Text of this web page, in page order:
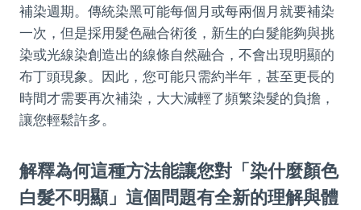
補染週期。傳統染黑可能每個月或每兩個月就要補染
一次，但是採用髮色融合術後，新生的白髮能夠與挑
染或光線染創造出的線條自然融合，不會出現明顯的
布丁頭現象。因此，您可能只需約半年，甚至更長的
時間才需要再次補染，大大減輕了頻繁染髮的負擔，
讓您輕鬆許多。
解釋為何這種方法能讓您對「染什麼顏色
白髮不明顯」這個問題有全新的理解與體